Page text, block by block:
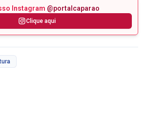
Instagram @portalcaparao
Clique aqui